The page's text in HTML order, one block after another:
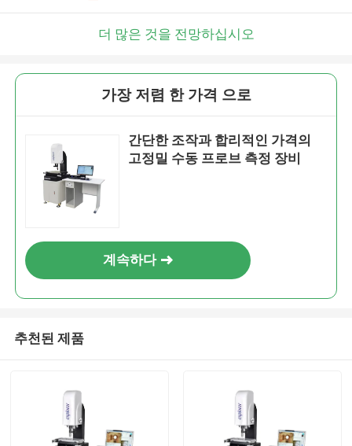
더 많은 것을 전망하십시오
가장 저렴 한 가격 으로
간단한 조작과 합리적인 가격의
고정밀 수동 프로브 측정 장비
계속하다
추천된 제품